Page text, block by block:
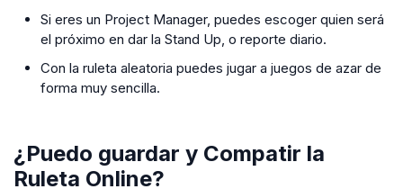
Si eres un Project Manager, puedes escoger quien será
el próximo en dar la Stand Up, o reporte diario.
Con la ruleta aleatoria puedes jugar a juegos de azar de
forma muy sencilla.
¿Puedo guardar y Compatir la
Ruleta Online?